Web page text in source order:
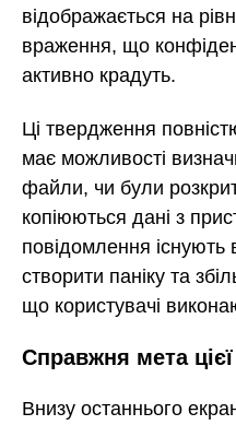
відображається на
враження, що
активно крадуть.
Ці твердження
має можливості
файли, чи були
копіюються дані з
повідомлення
створити паніку та
що користувачі
Справжня мета
Внизу останнього